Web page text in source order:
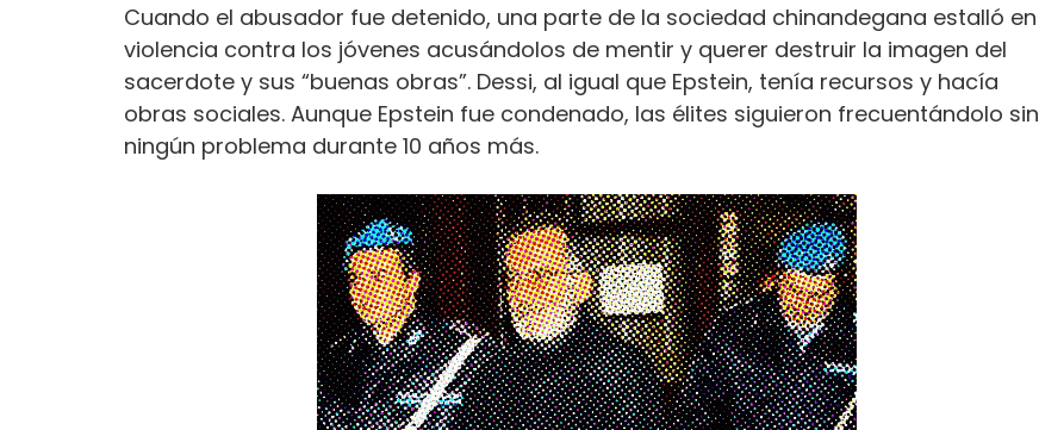
Cuando el abusador fue detenido, una parte de la sociedad chinandegana estalló en
violencia contra los jóvenes acusándolos de mentir y querer destruir la imagen del
sacerdote y sus “buenas obras”. Dessi, al igual que Epstein, tenía recursos y hacía
obras sociales. Aunque Epstein fue condenado, las élites siguieron frecuentándolo sin
ningún problema durante 10 años más.